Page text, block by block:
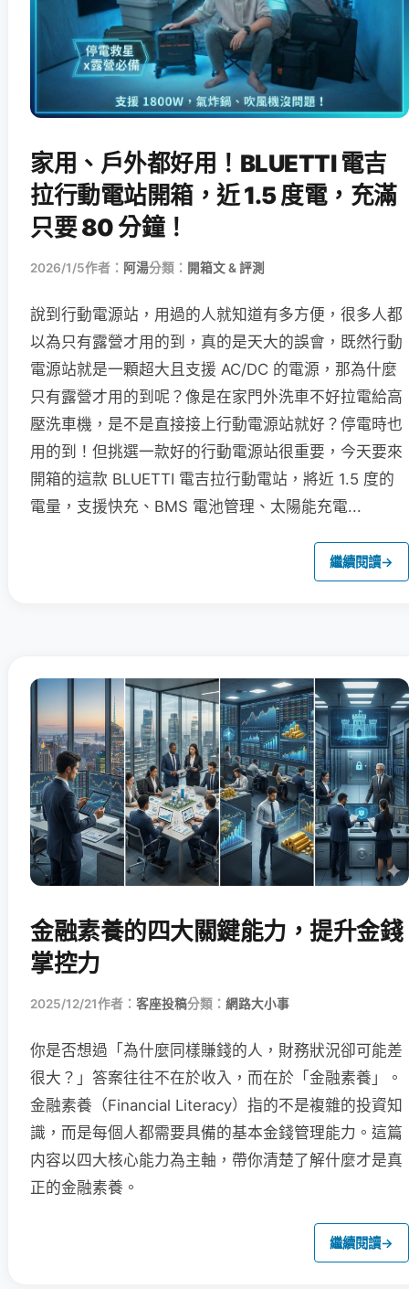
家用、戶外都好用！BLUETTI 電吉
拉行動電站開箱，近 1.5 度電，充滿
只要 80 分鐘！
2026/1/5作者： 阿湯分類： 開箱文 & 評測
說到行動電源站，用過的人就知道有多方便，很多人都
以為只有露營才用的到，真的是天大的誤會，既然行動
電源站就是一顆超大且支援 AC/DC 的電源，那為什麼
只有露營才用的到呢？像是在家門外洗車不好拉電給高
壓洗車機，是不是直接接上行動電源站就好？停電時也
用的到！但挑選一款好的行動電源站很重要，今天要來
開箱的這款 BLUETTI 電吉拉行動電站，將近 1.5 度的
電量，支援快充、BMS 電池管理、太陽能充電...
繼續閱讀→
金融素養的四大關鍵能力，提升金錢
掌控力
2025/12/21作者： 客座投稿分類： 網路大小事
你是否想過「為什麼同樣賺錢的人，財務狀況卻可能差
很大？」答案往往不在於收入，而在於「金融素養」。
金融素養（Financial Literacy）指的不是複雜的投資知
識，而是每個人都需要具備的基本金錢管理能力。這篇
内容以四大核心能力為主軸，帶你清楚了解什麼才是真
正的金融素養。
繼續閱讀→